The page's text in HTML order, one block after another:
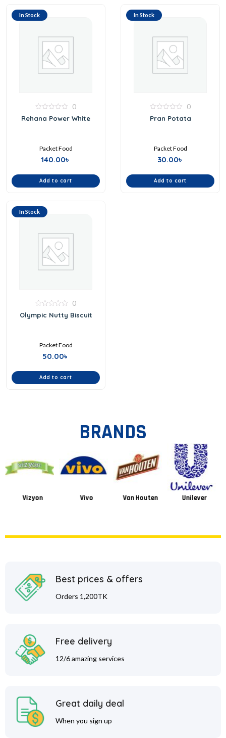
In Stock
out
0
Rehana Power White
Packet Food
140.00৳
Add to cart
In Stock
0
out
0
Pran Potata
Packet Food
30.00৳
Add to cart
In Stock
out
0
Olympic Nutty Biscuit
Packet Food
50.00৳
Add to cart
BRANDS
Vizyon Vivo Van Houten Unilever
Best prices & offers
Orders 1,200TK
Free delivery
12/6 amazing services
Great daily deal
When you sign up